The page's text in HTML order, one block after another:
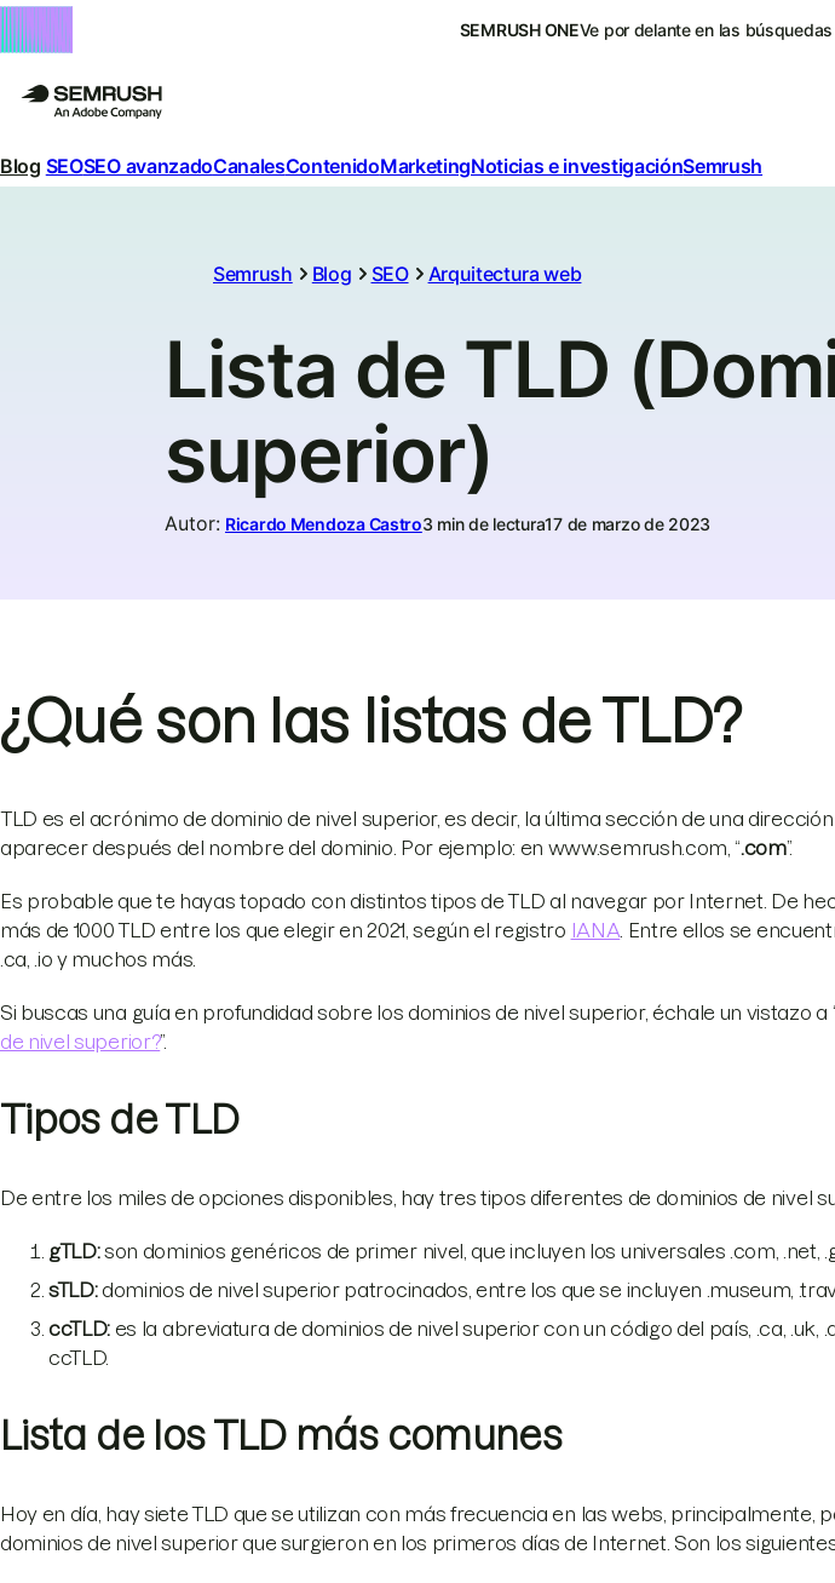
SEMRUSH ONEVe por delante en las
Blog SEOSEO avanzadoCanalesContenidoMarketingNoticias e investigaciónSemrush
Semrush Blog SEO Arquitectura web
Lista de TLD
superior)
Autor: Ricardo Mendoza Castro3 min de lectura17 de marzo de 2023
¿Qué son las listas de TLD?
TLD es el acrónimo de dominio de nivel superior, es decir, la última sección de una
aparecer después del nombre del dominio. Por ejemplo: en www.semrush.com, “.com”.
Es probable que te hayas topado con distintos tipos de TLD al navegar por Internet. De
más de 1000 TLD entre los que elegir en 2021, según el registro IANA . Entre ellos se
.ca, .io y muchos más.
Si buscas una guía en profundidad sobre los dominios de nivel superior, échale un vistazo a “
de nivel superior?”.
Tipos de TLD
De entre los miles de opciones disponibles, hay tres tipos diferentes de dominios de nivel
gTLD:son dominios genéricos de primer nivel, que incluyen los universales .com, .net,
sTLD:dominios de nivel superior patrocinados, entre los que se incluyen .museum,
ccTLD: es la abreviatura de dominios de nivel superior con un código del país, .ca, .uk,
ccTLD.
Lista de los TLD más comunes
Hoy en día, hay siete TLD que se utilizan con más frecuencia en las webs, principalmente,
dominios de nivel superior que surgieron en los primeros días de Internet. Son los